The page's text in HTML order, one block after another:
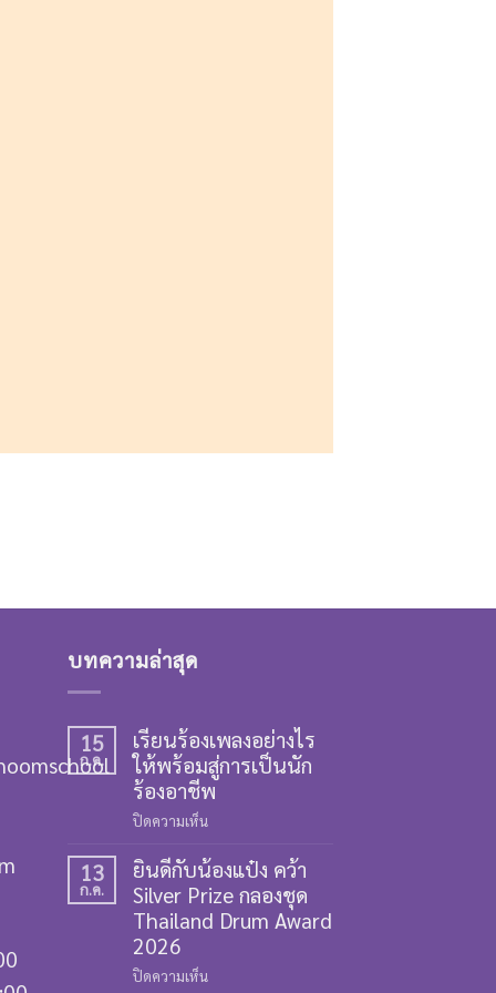
บทความล่าสุด
15
ก.ค.
เรียนร้องเพลงอย่างไร
ให้พร้อมสู่การเป็นนัก
ร้องอาชีพ
ปิดความเห็น
ร้อง
เพลง
อย่างไร
สู่
13
ก.ค.
ยินดีกับน้องแป๋ง คว้า
Silver Prize กลองชุด
Thailand Drum Award
2026
ปิดความเห็น